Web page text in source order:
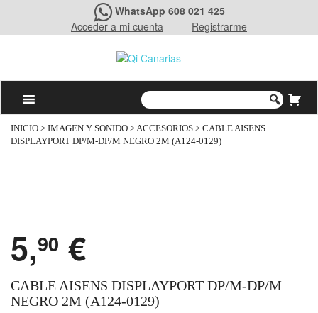
WhatsApp 608 021 425
Acceder a mi cuenta
Registrarme
INICIO > IMAGEN Y SONIDO >ACCESORIOS > CABLE AISENS
DISPLAYPORT DP/M-DP/M NEGRO 2M (A124-0129)
5,90 €
CABLE AISENS DISPLAYPORT DP/M-DP/M
NEGRO 2M (A124-0129)